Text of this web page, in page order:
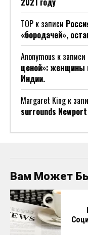
ТОР к записи
«бородачей»,
Anonymous к записи
ценой»: женщины
Индии.
Margaret Kingк
surrounds
Вам Может